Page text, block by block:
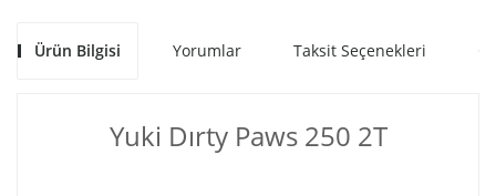
Ürün Bilgisi Yorumlar Taksit Seçenekleri
Yuki Dırty Paws 250 2T